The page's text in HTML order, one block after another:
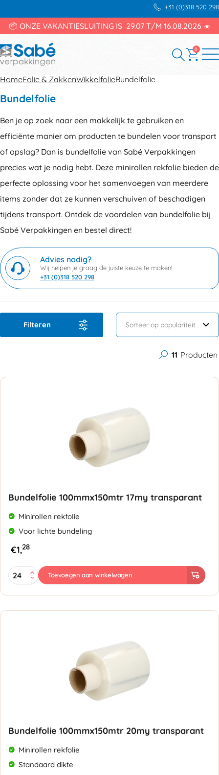
+31 (0)318 520 298
📦 ONZE VAKANTIESLUITING IS 29.07 T/M 16.08.2026 ☀️
0
HomeFolie & ZakkenWikkelfolieBundelfolie
Bundelfolie
Ben je op zoek naar een makkelijk te gebruiken en
efficiënte manier om producten te bundelen voor transport
of opslag? Dan is bundelfolie van Sabé Verpakkingen
precies wat je nodig hebt. Deze minirollen rekfolie bieden de
perfecte oplossing voor het samenvoegen van meerdere
items zonder dat ze kunnen verschuiven of beschadigen
tijdens transport. Ontdek de voordelen van bundelfolie bij
Sabé Verpakkingen en bestel direct!
Advies nodig?
Wij helpen je graag de juiste keuze te maken!
+31 (0)318 520 298
Filteren
11 Producten
Bundelfolie 100mmx150mtr 17my transparant
Minirollen rekfolie
Voor lichte bundeling
€1,28
Bundelfolie
100mmx150mtr
aantal
Toevoegen aan winkelwagen
Bundelfolie 100mmx150mtr 20my transparant
Minirollen rekfolie
Standaard dikte